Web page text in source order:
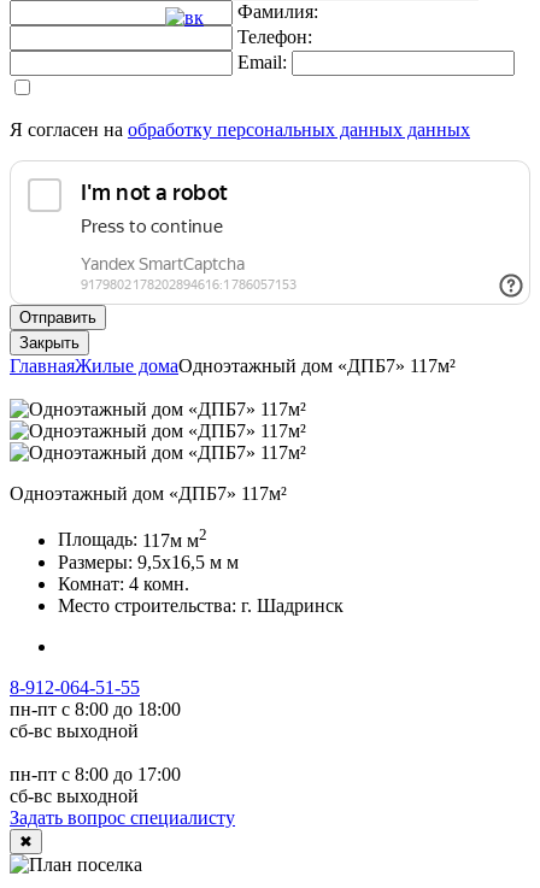
Фамилия:
Телефон:
Email:
Я согласен на обработку персональных данных данных
Отправить
Закрыть
ГлавнаяЖилые домаОдноэтажный дом «ДПБ7» 117м²
Одноэтажный дом «ДПБ7» 117м²
Площадь: 117м м2
Размеры: 9,5х16,5 м м
Комнат: 4 комн.
Место строительства: г. Шадринск
8-912-064-51-55
пн-пт с 8:00 до 18:00
сб-вс выходной
пн-пт с 8:00 до 17:00
сб-вс выходной
Задать вопрос специалисту
✖